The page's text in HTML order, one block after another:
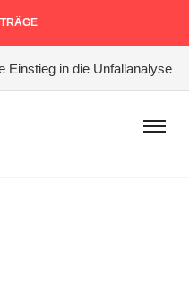
in die Unfallanalyse